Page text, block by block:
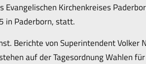
Evangelischen Kirchenkreises
in Paderborn, statt.
Berichte von Superintendent Volker
auf der Tagesordnung Wahlen